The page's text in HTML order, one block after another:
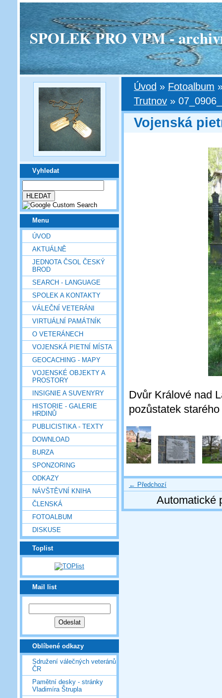
SPOLEK PRO VPM -
Vyhledat
Menu
ÚVOD
AKTUÁLNĚ
JEDNOTA ČSOL ČESKÝ
BROD
SEARCH - LANGUAGE
SPOLEK A KONTAKTY
VÁLEČNÍ VETERÁNI
VIRTUÁLNÍ PAMÁTNÍK
O VETERÁNECH
VOJENSKÁ PIETNÍ MÍSTA
GEOCACHING - MAPY
VOJENSKÉ OBJEKTY A
PROSTORY
INSIGNIE A SUVENYRY
HISTORIE - GALERIE
HRDINŮ
PUBLICISTIKA - TEXTY
DOWNLOAD
BURZA
SPONZORING
ODKAZY
NÁVŠTĚVNÍ KNIHA
ČLENSKÁ
FOTOALBUM
DISKUSE
Toplist
Mail list
Oblíbené odkazy
Sdružení válečných veteránů
ČR
Pamětní desky - stránky
Vladimíra Štrupla
Úvod » Fotoalbum
Trutnov »
Vojenská
Dvůr Králové nad
pozůstatek
← Předchozí
Automatické